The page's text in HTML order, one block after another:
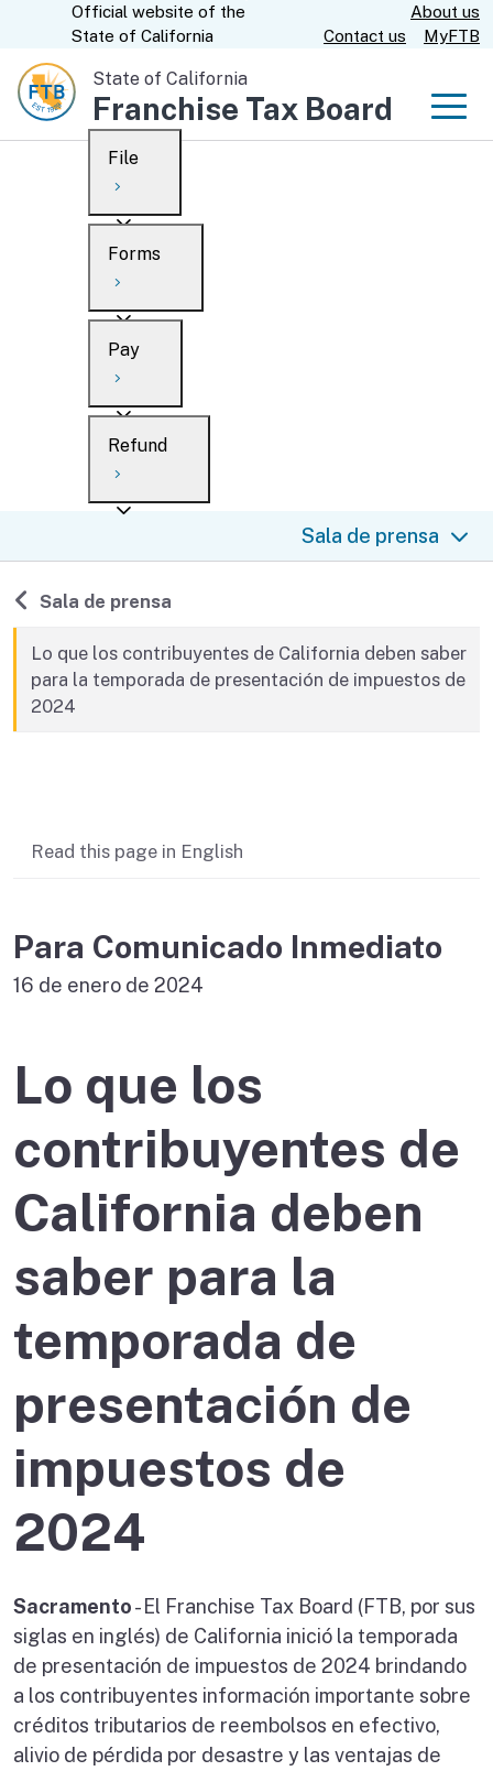
Main
Content
CA.govOfficial website of the
State of California
About us
Contact us
MyFTB
State of California
Franchise Tax Board
Custom Google Search
File
Overview
Personal
Business
When to file
After you file
Forms
Overview
Search
What’s new
en español
Pay
Overview
Payment options
Collections
Withholding
Refund
Sala de prensa
Back to
Sala de prensa
Lo que los contribuyentes de California deben saber
para la temporada de presentación de impuestos de
2024
Read this page in English
Para Comunicado Inmediato
16 de enero de 2024
Lo que los
contribuyentes de
California deben
saber para la
temporada de
presentación de
impuestos de
2024
Sacramento- El Franchise Tax Board (FTB, por sus
siglas en inglés) de California inició la temporada
de presentación de impuestos de 2024 brindando
a los contribuyentes información importante sobre
créditos tributarios de reembolsos en efectivo,
alivio de pérdida por desastre y las ventajas de